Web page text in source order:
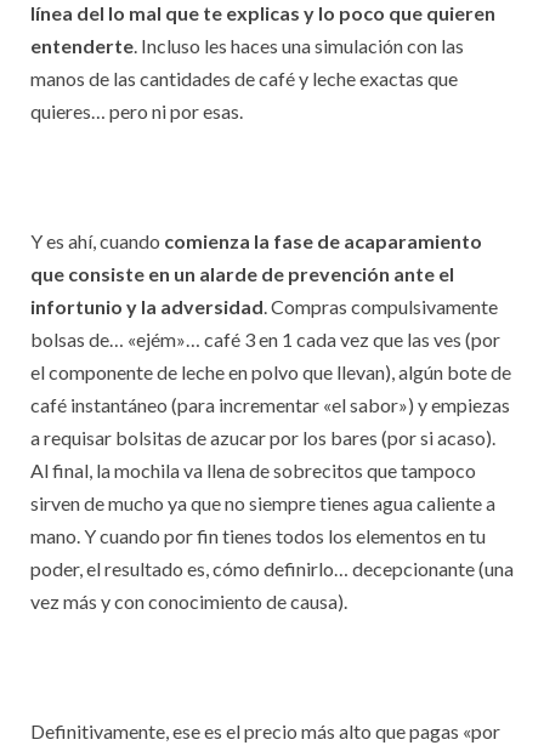
línea del lo mal que te explicas y lo poco que quieren
entenderte. Incluso les haces una simulación con las
manos de las cantidades de café y leche exactas que
quieres… pero ni por esas.
Y es ahí, cuando comienza la fase de acaparamiento
que consiste en un alarde de prevención ante el
infortunio y la adversidad. Compras compulsivamente
bolsas de… «ejém»… café 3 en 1 cada vez que las ves (por
el componente de leche en polvo que llevan), algún bote de
café instantáneo (para incrementar «el sabor») y empiezas
a requisar bolsitas de azucar por los bares (por si acaso).
Al final, la mochila va llena de sobrecitos que tampoco
sirven de mucho ya que no siempre tienes agua caliente a
mano. Y cuando por fin tienes todos los elementos en tu
poder, el resultado es, cómo definirlo… decepcionante (una
vez más y con conocimiento de causa).
Definitivamente, ese es el precio más alto que pagas «por